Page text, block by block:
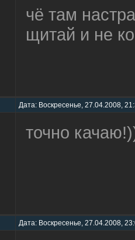
чё там
щитай и не
Дата: Воскресенье, 27.04.2008,
точно
Дата: Воскресенье, 27.04.2008,